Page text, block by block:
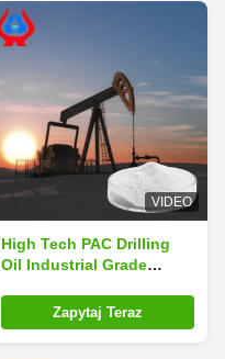
VIDEO
High Tech PAC Drilling
Oil Industrial Grade
celuloza HACCP
Zapytaj Teraz